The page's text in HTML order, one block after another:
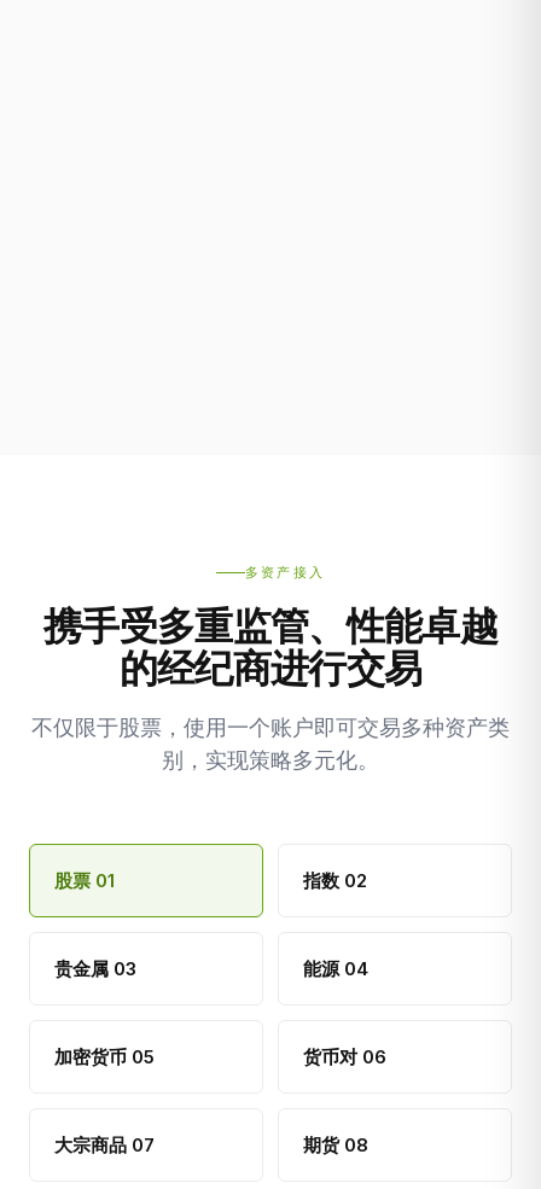
多资产接入
携手受多重监管、性能卓越
的经纪商进行交易
不仅限于股票，使用一个账户即可交易多种资产类
别，实现策略多元化。
股票 01 指数 02
贵金属 03 能源 04
加密货币 05 货币对 06
大宗商品 07 期货 08